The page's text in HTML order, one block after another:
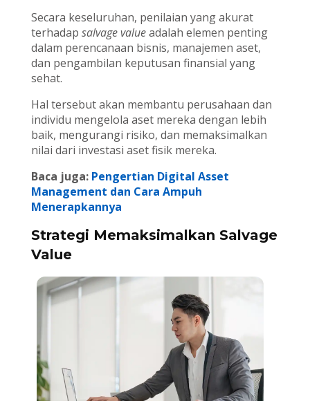
Secara keseluruhan, penilaian yang akurat
terhadap salvage valueadalah elemen penting
dalam perencanaan bisnis, manajemen aset,
dan pengambilan keputusan finansial yang
sehat.
Hal tersebut akan membantu perusahaan dan
individu mengelola aset mereka dengan lebih
baik, mengurangi risiko, dan memaksimalkan
nilai dari investasi aset fisik mereka.
Baca juga: Pengertian Digital Asset
Management dan Cara Ampuh
Menerapkannya
Strategi Memaksimalkan Salvage
Value